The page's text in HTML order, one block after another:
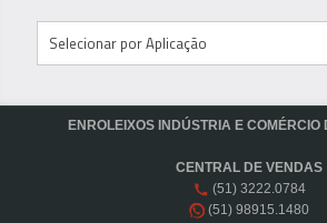
ENROLEIXOS INDÚSTRIA E COMÉRCIO
CENTRAL DE VENDAS
(51) 3222.0784
(51) 98915.1480